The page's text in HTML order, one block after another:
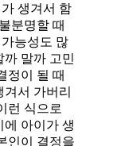
생겨서 함
분명할 때
능성도 많
까 말까 고민
정이 될 때
서 가버리
런 식으로
에 아이가 생
인이 결정을